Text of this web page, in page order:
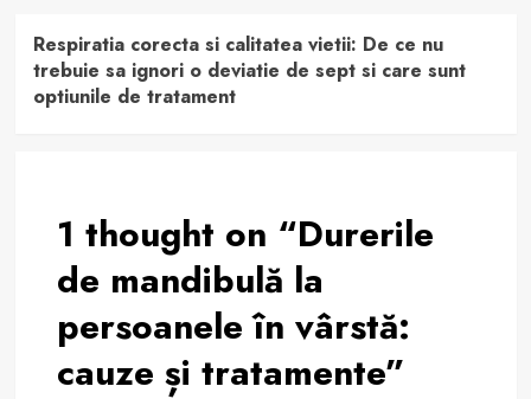
Respiratia corecta si calitatea vietii: De ce nu
trebuie sa ignori o deviatie de sept si care sunt
optiunile de tratament
1 thought on “Durerile
de mandibulă la
persoanele în vârstă:
cauze și tratamente”